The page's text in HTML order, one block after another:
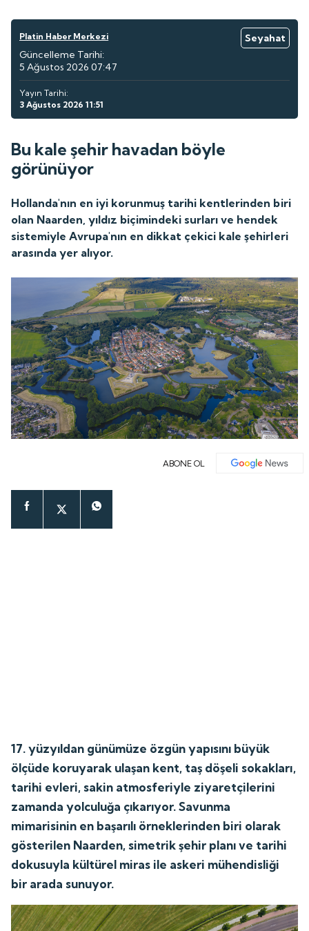
Platin Haber Merkezi
Seyahat
Güncelleme Tarihi:
5 Ağustos 2026 07:47
Yayın Tarihi:
3 Ağustos 2026 11:51
Bu kale şehir havadan böyle
görünüyor
Hollanda'nın en iyi korunmuş tarihi kentlerinden biri
olan Naarden, yıldız biçimindeki surları ve hendek
sistemiyle Avrupa'nın en dikkat çekici kale şehirleri
arasında yer alıyor.
ABONE OL
17. yüzyıldan günümüze özgün yapısını büyük
ölçüde koruyarak ulaşan kent, taş döşeli sokakları,
tarihi evleri, sakin atmosferiyle ziyaretçilerini
zamanda yolculuğa çıkarıyor. Savunma
mimarisinin en başarılı örneklerinden biri olarak
gösterilen Naarden, simetrik şehir planı ve tarihi
dokusuyla kültürel miras ile askeri mühendisliği
bir arada sunuyor.